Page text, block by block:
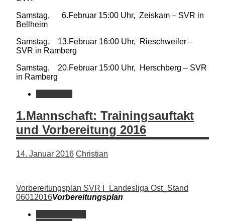
Samstag, 6.Februar 15:00 Uhr, Zeiskam – SVR in
Bellheim
Samstag, 13.Februar 16:00 Uhr, Rieschweiler –
SVR in Ramberg
Samstag, 20.Februar 15:00 Uhr, Herschberg – SVR
in Ramberg
1.Mannschaft: Trainingsauftakt
und Vorbereitung 2016
14. Januar 2016 Christian
Vorbereitungsplan SVR I_Landesliga Ost_Stand
06012016Vorbereitungsplan